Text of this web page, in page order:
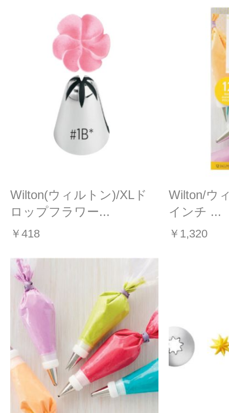
Wilton(ウィルトン)/XLド
ロップフラワー...
￥418
Wilton/ウ
インチ ...
￥1,320